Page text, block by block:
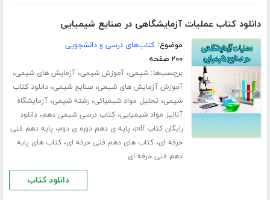
دانلود کتاب عملیات آزمایشگاهی در صنایع شیمیایی
موضوع:کتاب‌های درسی و دانشجویی
۲۰۰ صفحه
برچسب‌ها:شیمی،آموزش شیمی،آزمایش های شیمی،
آموزش آزمایش های شیمی،صنایع شیمی،دانلود کتاب
شیمی، تحلیل مواد شیمیائی،رشته شیمی،آزمایشگاه
آنالیز مواد شیمیایی،کتاب درسی شیمی دهم،دانلود
رایگان کتاب pdf
، پایه ی دهم دوره ی دوم، پایه دهم فنی
حرفه ای،کتاب های دهم فنی حرفه ای،کتاب های پایه
دهم فنی حرفه ای
دانلود کتاب